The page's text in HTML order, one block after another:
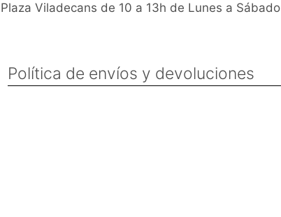
Plaza Viladecans de 10 a 13h de Lunes a Sábado
Política de envíos y devoluciones